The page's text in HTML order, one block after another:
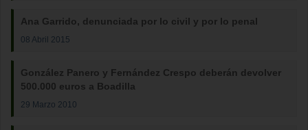
Ana Garrido, denunciada por lo civil y por lo penal
08 Abril 2015
González Panero y Fernández Crespo deberán devolver
500.000 euros a Boadilla
29 Marzo 2010